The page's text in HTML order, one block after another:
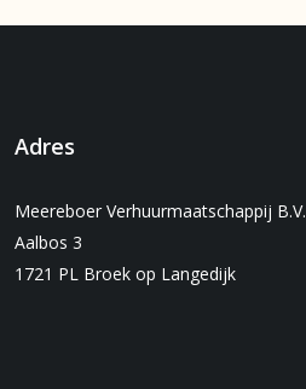
Adres
Meereboer Verhuurmaatschappij B.V.
Aalbos 3
1721 PL Broek op Langedijk